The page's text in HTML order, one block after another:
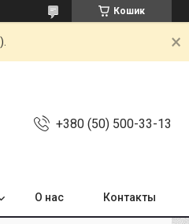
Кошик
+380 (50) 500-33-13
О нас Контакты